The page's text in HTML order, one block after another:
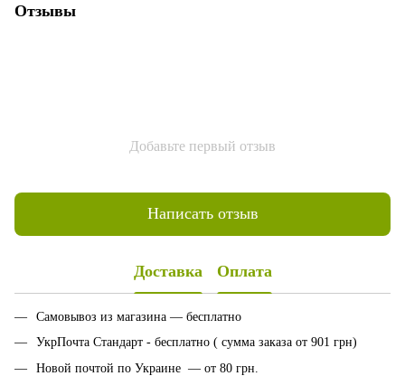
Отзывы
Добавьте первый отзыв
Написать отзыв
Доставка Оплата
Самовывоз из магазина — бесплатно
УкрПочта Стандарт - бесплатно ( сумма заказа от 901 грн)
Новой почтой по Украине — от 80 грн.